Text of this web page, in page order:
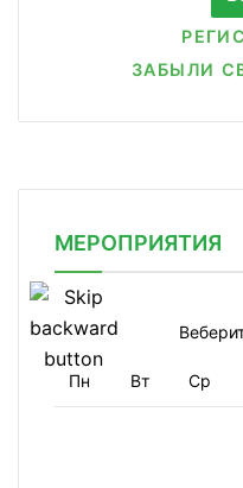
ЗАБЫЛИ
МЕРОПРИЯТИЯ
Пн Вт Ср